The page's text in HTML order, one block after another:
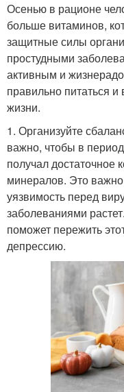
Осенью в рационе
больше витаминов,
защитные силы
простудными
активным и
правильно питаться
жизни.
1. Организуйте
важно, чтобы в
получал достаточное
минералов. Это
уязвимость перед
заболеваниями
поможет пережить
депрессию.